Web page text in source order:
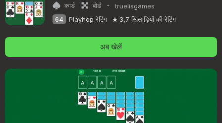
कार्ड बोर्ड ·
truelisgames
64
Playhop रेटिंग 3,7 खिलाड़ियों की रेटिंग
अब खेलें